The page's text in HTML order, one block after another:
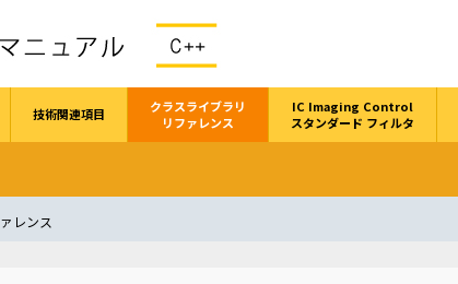
技術関連項目
クラスライブラリ
リファレンス
IC Imaging Control
スタンダード フィルタ
レンス